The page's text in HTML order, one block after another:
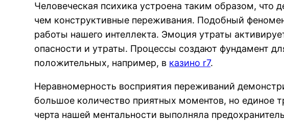
Человеческая психика устроена таким образом, что
чем конструктивные переживания. Подобный
работы нашего интеллекта. Эмоция утраты
опасности и утраты. Процессы создают фундамент
положительных, например, в казино r7.
Неравномерность восприятия переживаний
большое количество приятных моментов, но единое
черта нашей ментальности выполняла